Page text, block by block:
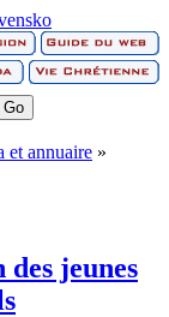
et annuaire »
jeunes